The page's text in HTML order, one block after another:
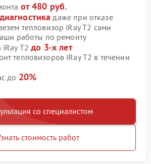
от 480 руб.
даже при отказе
тепловизор iRay T2 сами
работы по ремонту
iRay T2до 3-х лет
тепловизоров iRay T2 в течении
до 20%
со специалистом
стоимость работ